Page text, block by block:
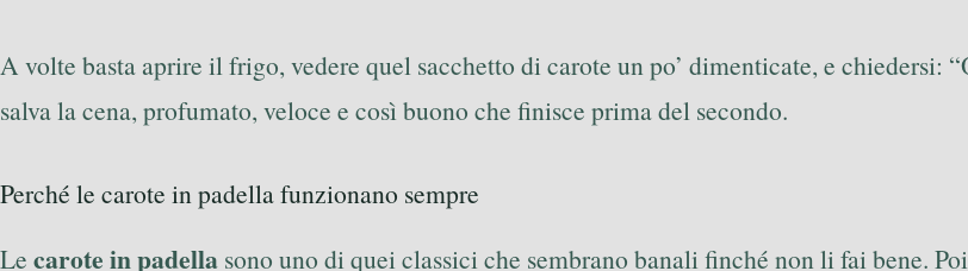
A volte basta aprire il frigo, vedere quel sacchetto di carote un po’ dimenticate, e chiedersi:
salva la cena, profumato, veloce e così buono che finisce prima del secondo.
Perché le carote in padella funzionano sempre
Le carote in padella sono uno di quei classici che sembrano banali finché non li fai bene.